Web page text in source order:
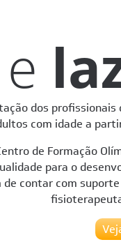
dos profissionais
com idade a
de Formação
para o
contar com